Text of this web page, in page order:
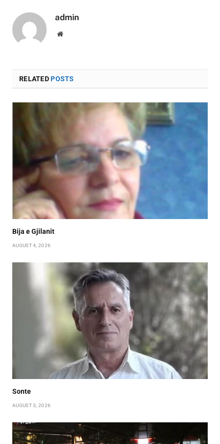
admin
Website
RELATEDPOSTS
Bija e Gjilanit
AUGUST 4, 2026
Sonte
AUGUST 3, 2026